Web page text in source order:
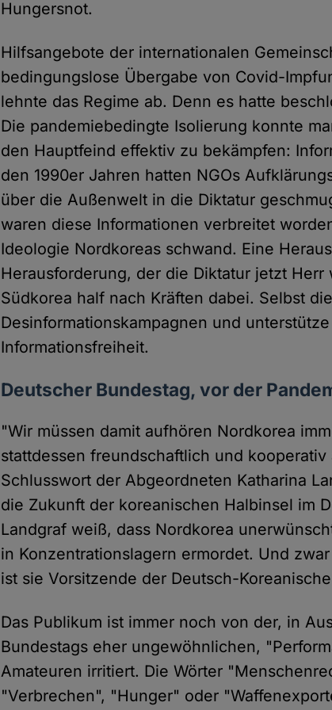
Hungersnot.
Hilfsangebote der internationalen
bedingungslose Übergabe von Covid-
lehnte das Regime ab. Denn es hatte
Die pandemiebedingte Isolierung konnte
den Hauptfeind effektiv zu bekämpfen:
den 1990er Jahren hatten NGOs
über die Außenwelt in die Diktatur
waren diese Informationen verbreitet
Ideologie Nordkoreas schwand. Eine
Herausforderung, der die Diktatur jetzt
Südkorea half nach Kräften dabei. Selbst
Desinformationskampagnen und
Informationsfreiheit.
Deutscher Bundestag, vor der
"Wir müssen damit aufhören Nordkorea
stattdessen freundschaftlich und
Schlusswort der Abgeordneten Katharina
die Zukunft der koreanischen Halbinsel im
Landgraf weiß, dass Nordkorea
in Konzentrationslagern ermordet. Und
ist sie Vorsitzende der Deutsch-
Das Publikum ist immer noch von der, in
Bundestags eher ungewöhnlichen,
Amateuren irritiert. Die Wörter
"Verbrechen", "Hunger" oder